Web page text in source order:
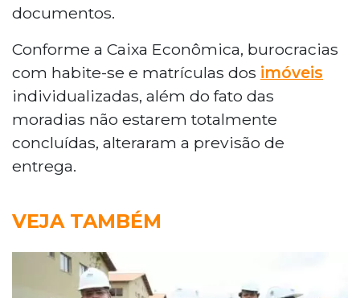
documentos.
Conforme a Caixa Econômica, burocracias
com habite-se e matrículas dos imóveis
individualizadas, além do fato das
moradias não estarem totalmente
concluídas, alteraram a previsão de
entrega.
VEJA TAMBÉM